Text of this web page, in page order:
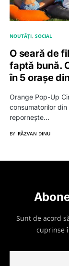
NOUTĂȚI SOCIAL
O seară de
faptă bună.
în 5 orașe
Orange Pop-Up
consumatorilor
repornește…
BY RĂZVAN DINU
Sunt de acord
cuprinse